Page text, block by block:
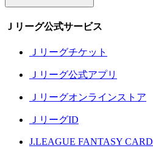
Ｊリーグ公式サービス
Ｊリーグチケット
Ｊリーグ公式アプリ
Ｊリーグオンラインストア
ＪリーグID
J.LEAGUE FANTASY CARD